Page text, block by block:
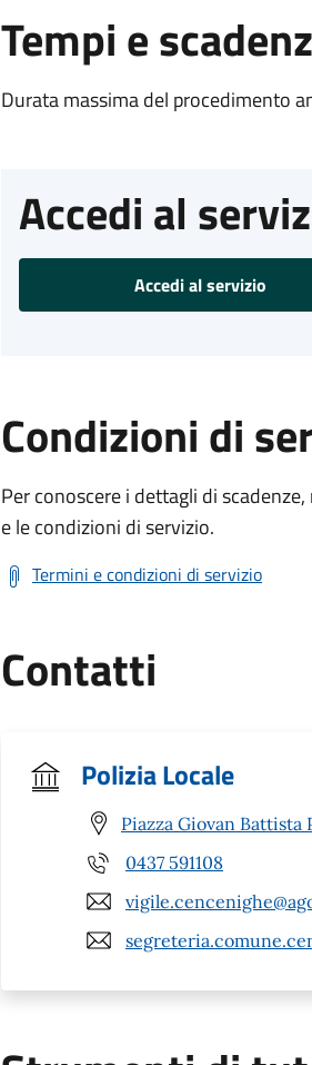
Tempi e
Durata massima del procedimento
Accedi al
Accedi al servizio
Condizioni di
Per conoscere i dettagli di
e le condizioni di servizio.
Termini e condizioni di servizio
Contatti
Polizia Locale
Piazza Giovan
0437 591108